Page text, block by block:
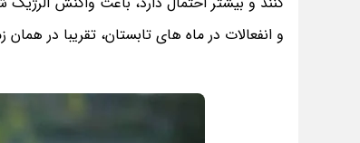
و انفعالات در ماه های تابستان، تقریبا در